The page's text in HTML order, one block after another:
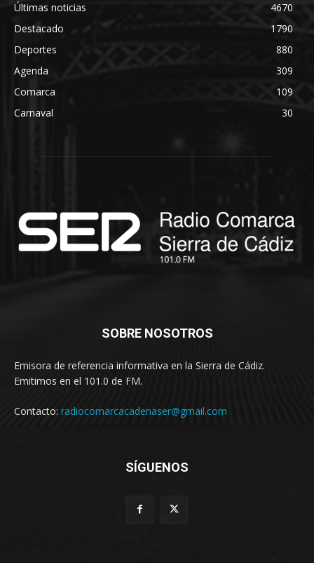
Últimas noticias
4670
Destacado
1790
Deportes
880
Agenda
309
Comarca
109
Carnaval
30
SOBRE NOSOTROS
Emisora de referencia informativa en la Sierra de Cádiz.
Emitimos en el 101.0 de FM.
Contacto: radiocomarcacadenaser@gmail.com
SÍGUENOS